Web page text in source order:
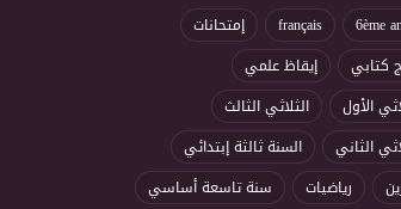
6ème
français
إمتحانات
كتابي
إيقاظ علمي
الأول
الثلاثي الثالث
الثاني
السنة ثالثة إبتدائي
رياضيات
سنة تاسعة أساسي